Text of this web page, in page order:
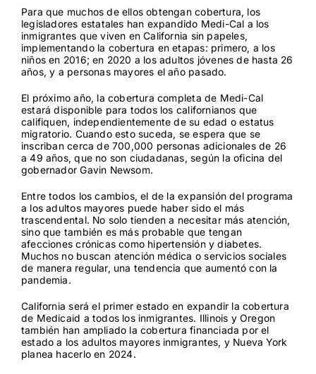
Para que muchos de ellos obtengan cobertura, los
legisladores estatales han expandido Medi-Cal a los
inmigrantes que viven en California sin papeles,
implementando la cobertura en etapas: primero, a los
niños en 2016; en 2020 a los adultos jóvenes de hasta 26
años, y a personas mayores el año pasado.
El próximo año, la cobertura completa de Medi-Cal
estará disponible para todos los californianos que
califiquen, independientemente de su edad o estatus
migratorio. Cuando esto suceda, se espera que se
inscriban cerca de 700,000 personas adicionalesde 26
a 49 años, que no son ciudadanas, según la oficina del
gobernador Gavin Newsom.
Entre todos los cambios, el de la expansión del programa
a los adultos mayores puede haber sido el más
trascendental. No solo tienden a necesitar más atención,
sino que también es más probable que tengan
afecciones crónicas como hipertensión y diabetes.
Muchos no buscan atención médica o servicios sociales
de manera regular, una tendencia que aumentó con la
pandemia.
California será el primer estado en expandir la cobertura
de Medicaid a todos los inmigrantes. Illinois y Oregon
también han ampliado la cobertura financiada por el
estado a los adultos mayores inmigrantes, y Nueva York
planea hacerlo en 2024.